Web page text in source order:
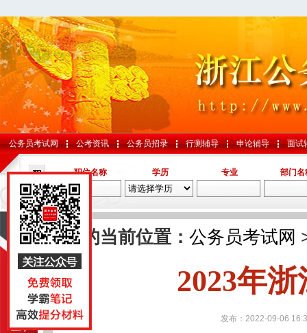
公务员考试网 公考资讯 公务员招录 行测辅导 申论辅导 面试
职位名称 学历 专业 部门名
导航
江苏
上海
您的当前位置： 公务员考试网
2023年
发布：2022-09-06